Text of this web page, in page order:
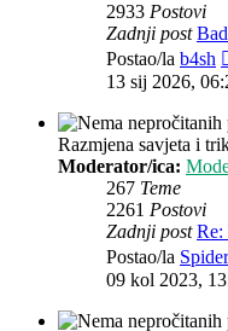
2933 Postovi
Zadnji post
Postao/la b4sh
13 sij 2026,
Razmjena savjeta i
Moderator/ica:
267 Teme
2261 Postovi
Zadnji post Re:
Postao/la Spider
09 kol 2023,